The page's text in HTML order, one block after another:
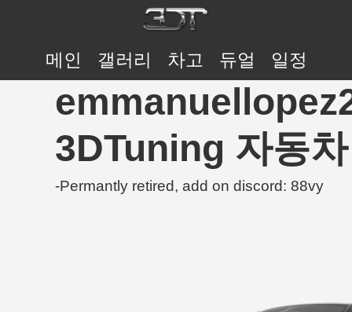
메인 갤러리 차고 듀얼 일정
3DTuning 자동
-Permantly retired, add on discord: 88vy